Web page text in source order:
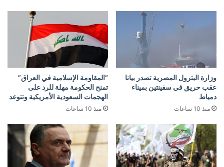
وزارة البترول المصرية تصدر بيانا
عقب حريق في سفينتين بميناء
دمياط
منذ 10 ساعات
“المقاومة الإسلامية في العراق”
تمنح الحكومة مهلة للرد على
الهجمات السعودية الأمريكية وتتوعد
منذ 10 ساعات